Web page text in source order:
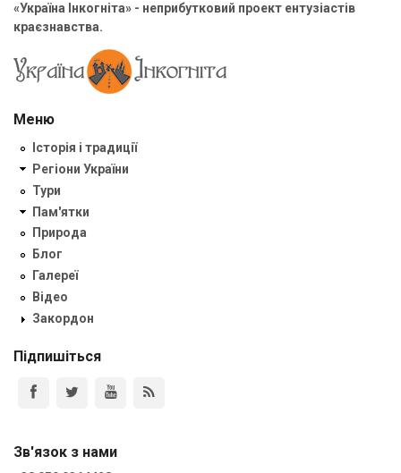
«Україна Інкогніта» - неприбутковий проект ентузіастів
краєзнавства.
Меню
Історія і традиції
Регіони України
Тури
Пам'ятки
Природа
Блог
Галереї
Відео
Закордон
Підпишіться
Зв'язок з нами